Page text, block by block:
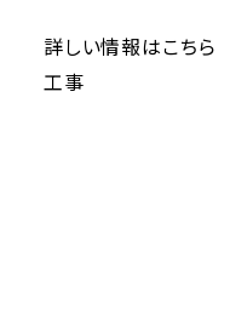
詳しい情報はこ
⼯事